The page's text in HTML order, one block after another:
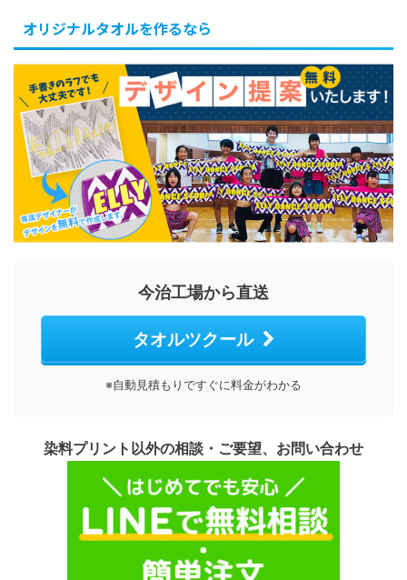
オリジナルタオルを作るなら
今治工場から直送
タオルツクール
※自動見積もりですぐに料金がわかる
染料プリント以外の相談・ご要望、お問い合わせ